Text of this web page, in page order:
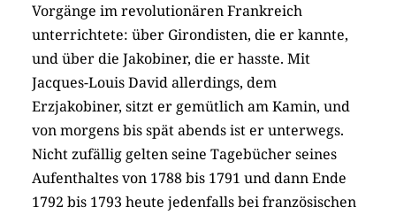
Vorgänge im revolutionären Frankreich
unterrichtete: über Girondisten, die er kannte,
und über die Jakobiner, die er hasste. Mit
Jacques-Louis David allerdings, dem
Erzjakobiner, sitzt er gemütlich am Kamin, und
von morgens bis spät abends ist er unterwegs.
Nicht zufällig gelten seine Tagebücher seines
Aufenthaltes von 1788 bis 1791 und dann Ende
1792 bis 1793 heute jedenfalls bei französischen